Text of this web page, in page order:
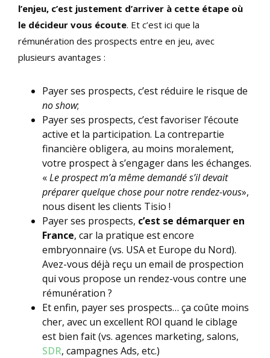
l’enjeu, c’est justement d’arriver à cette étape où
le décideur vous écoute. Et c’est ici que la
rémunération des prospects entre en jeu, avec
plusieurs avantages :
Payer ses prospects, c’est réduire le risque de
no show;
Payer ses prospects, c’est favoriser l’écoute
active et la participation. La contrepartie
financière obligera, au moins moralement,
votre prospect à s’engager dans les échanges.
«Le prospect m’a même demandé s’il devait
préparer quelque chose pour notre rendez-vous»,
nous disent les clients Tisio !
Payer ses prospects, c’est se démarquer en
France, car la pratique est encore
embryonnaire (vs. USA et Europe du Nord).
Avez-vous déjà reçu un email de prospection
qui vous propose un rendez-vous contre une
rémunération ?
Et enfin, payer ses prospects… ça coûte moins
cher, avec un excellent ROI quand le ciblage
est bien fait (vs. agences marketing, salons,
SDR, campagnes Ads, etc.)